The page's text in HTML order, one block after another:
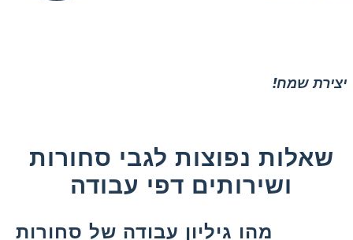
יצירת שמח!
שאלות נפוצות לגבי סחורות
ושירותים דפי עבודה
מהו גיליון עבודה של סחורות